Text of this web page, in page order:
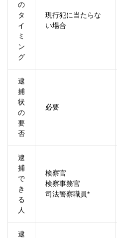
の
タ
イ
ミ
ン
グ
現行犯に当たらな
い場合
逮
捕
状
の
要
否
必要
逮
捕
で
き
る
人
検察官
検察事務官
司法警察職員*
逮